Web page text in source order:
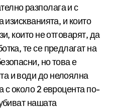
разполага и с
изискванията, и които
които не отговарят, да
те се предлагат на
но това е
и води до нелоялна
с около 2 евроцента по-
нашата